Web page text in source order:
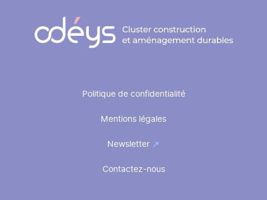
Politique de confidentialité
Mentions légales
Newsletter
Contactez-nous